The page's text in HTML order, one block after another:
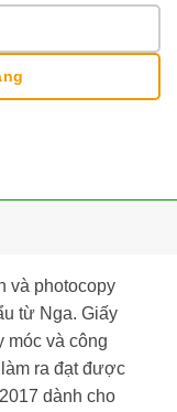
và photocopy
từ Nga. Giấy
móc và công
ra đạt được
dành cho